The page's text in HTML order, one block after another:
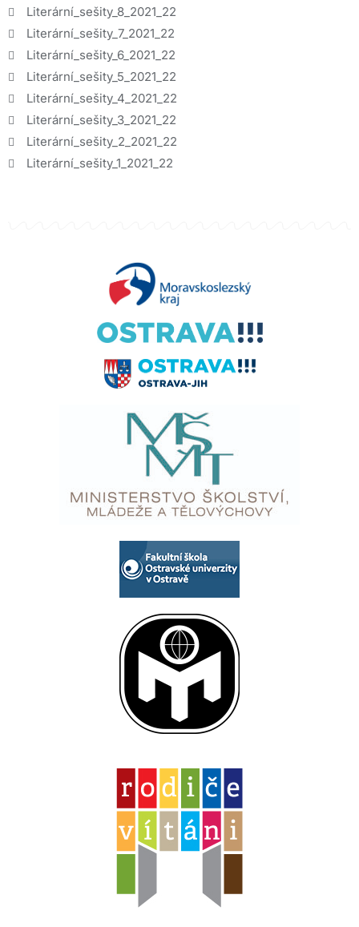
Literární_sešity_8_2021_22
Literární_sešity_7_2021_22
Literární_sešity_6_2021_22
Literární_sešity_5_2021_22
Literární_sešity_4_2021_22
Literární_sešity_3_2021_22
Literární_sešity_2_2021_22
Literární_sešity_1_2021_22